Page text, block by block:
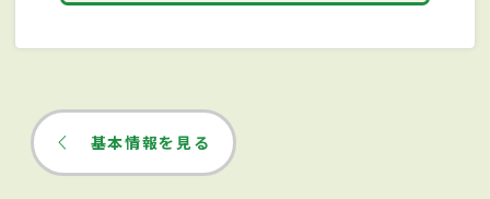
基本情報を見る